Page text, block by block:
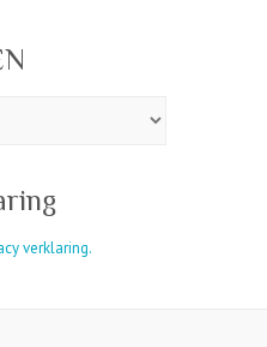
verklaring.